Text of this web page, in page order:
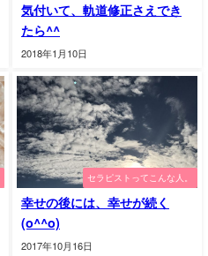
気付いて、軌道修正さえでき
たら^^
2018年1月10日
セラピストってこんな人。
幸せの後には、幸せが続く
(o^^o)
2017年10月16日